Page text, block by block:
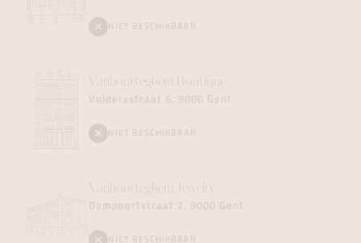
NIET BESCHIKBAAR
Vanhoutteghem Boutique
Voldersstraat 6, 9000 Gent
NIET BESCHIKBAAR
Vanhoutteghem Jewelry
Dampoortstraat 2, 9000 Gent
NIET BESCHIKBAAR